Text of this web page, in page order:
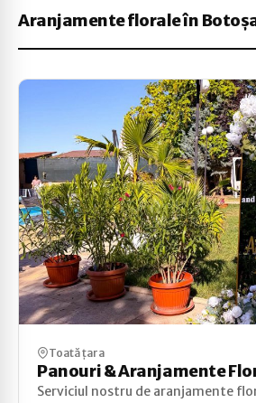
Aranjamente florale în
Toată țara
Panouri & Aranjamente
Serviciul nostru de aranjamente